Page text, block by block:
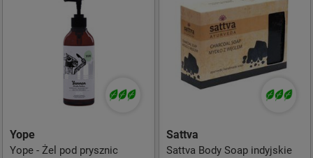
Yope
Yope - Żel pod prysznic
Sattva
Sattva Body Soap indyjskie